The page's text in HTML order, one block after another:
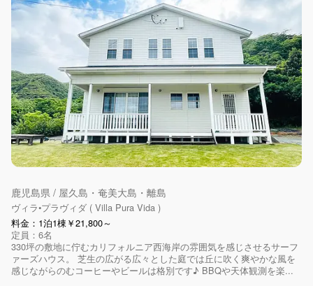
鹿児島県 / 屋久島・奄美大島・離島
ヴィラ•プラヴィダ ( Villa Pura Vida )
料金：1泊1棟￥21,800～
定員：6名
330坪の敷地に佇むカリフォルニア西海岸の雰囲気を感じさせるサーフ
ァーズハウス。 芝生の広がる広々とした庭では丘に吹く爽やかな風を
感じながらのむコーヒーやビールは格別です♪ BBQや天体観測を楽...